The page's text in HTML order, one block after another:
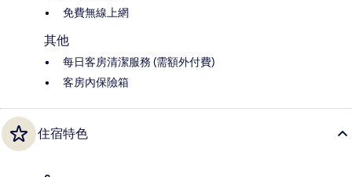
免費無線上網
其他
每日客房清潔服務 (需額外付費)
客房內保險箱
住宿特色